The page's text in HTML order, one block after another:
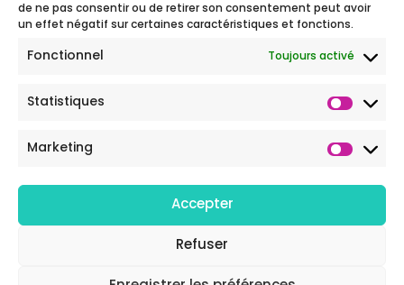
de ne pas consentir ou de retirer son consentement peut avoir
un effet négatif sur certaines caractéristiques et fonctions.
Fonctionnel Toujours activé
Statistiques
Marketing
Accepter
Refuser
9
année.
confidentialité
Trail